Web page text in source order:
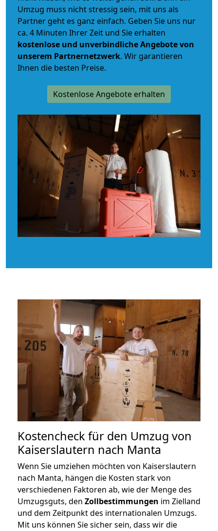
Umzug muss nicht stressig sein, mit uns als
Partner geht es ganz einfach. Geben Sie uns nur
ca. 4 Minuten Ihrer Zeit und Sie erhalten
kostenlose und unverbindlicheAngebote von
unserem Partnernetzwerk. Wir garantieren
Ihnen die besten Preise.
Kostenlose Angebote erhalten
Kostencheck für den Umzug von
Kaiserslautern nach Manta
Wenn Sie umziehen möchten von Kaiserslautern
nach Manta, hängen die Kosten stark von
verschiedenen Faktoren ab, wie der Menge des
Umzugsguts, den Zollbestimmungen im Zielland
und dem Zeitpunkt des internationalen Umzugs.
Mit uns können Sie sicher sein, dass wir die